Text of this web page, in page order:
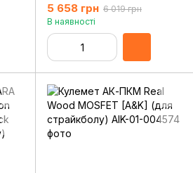
5 658 грн 6 019 грн
В наявності